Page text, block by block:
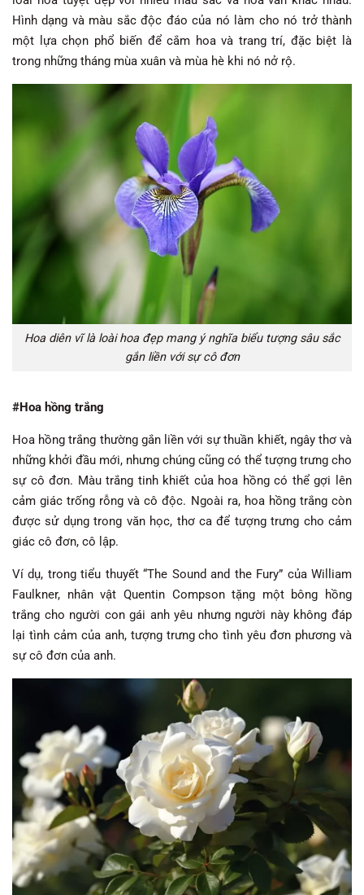
Hình dạng và màu sắc độc đáo của nó làm cho nó trở thành
một lựa chọn phổ biến để cắm hoa và trang trí, đặc biệt là
trong những tháng mùa xuân và mùa hè khi nó nở rộ.
Hoa diên vĩ là loài hoa đẹp mang ý nghĩa biểu tượng sâu sắc
gắn liền với sự cô đơn
#Hoa hồng trắng
Hoa hồng trắng thường gắn liền với sự thuần khiết, ngây thơ và
những khởi đầu mới, nhưng chúng cũng có thể tượng trưng cho
sự cô đơn. Màu trắng tinh khiết của hoa hồng có thể gợi lên
cảm giác trống rỗng và cô độc. Ngoài ra, hoa hồng trắng còn
được sử dụng trong văn học, thơ ca để tượng trưng cho cảm
giác cô đơn, cô lập.
Ví dụ, trong tiểu thuyết “The Sound and the Fury” của William
Faulkner, nhân vật Quentin Compson tặng một bông hồng
trắng cho người con gái anh yêu nhưng người này không đáp
lại tình cảm của anh, tượng trưng cho tình yêu đơn phương và
sự cô đơn của anh.